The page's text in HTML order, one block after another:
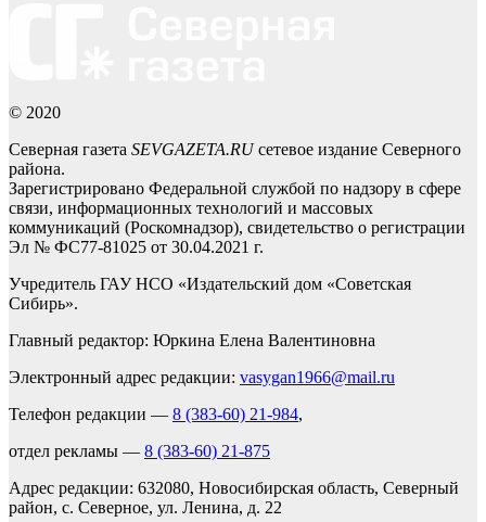
© 2020
Северная газета SEVGAZETA.RUсетевое издание Северного
района.
Зарегистрировано Федеральной службой по надзору в сфере
связи, информационных технологий и массовых
коммуникаций (Роскомнадзор), свидетельство о регистрации
Эл № ФС77-81025 от 30.04.2021 г.
Учредитель ГАУ НСО «Издательский дом «Советская
Сибирь».
Главный редактор: Юркина Елена Валентиновна
Электронный адрес редакции: vasygan1966@mail.ru
Телефон редакции — 8 (383-60) 21-984,
отдел рекламы — 8 (383-60) 21-875
Адрес редакции: 632080, Новосибирская область, Северный
район, с. Северное, ул. Ленина, д. 22